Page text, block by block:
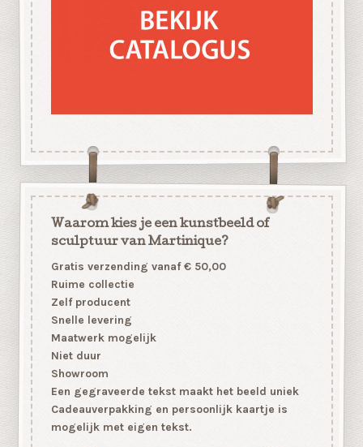
Waarom kies je een kunstbeeld of
sculptuur van Martinique?
Gratis verzending vanaf € 50,00
Ruime collectie
Zelf producent
Snelle levering
Maatwerk mogelijk
Niet duur
Showroom
Een gegraveerde tekst maakt het beeld uniek
Cadeauverpakking en persoonlijk kaartje is
mogelijk met eigen tekst.